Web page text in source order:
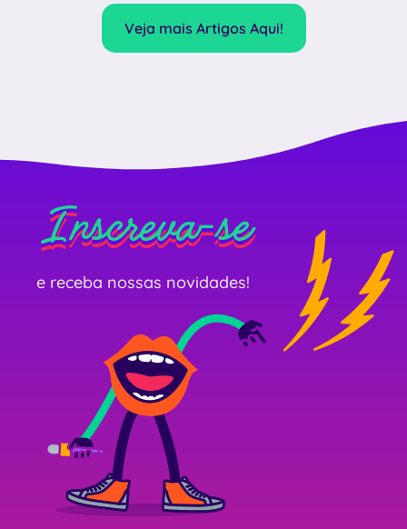
Veja mais Artigos Aqui!
Inscreva-se
Inscreva-se
Inscreva-se
e receba nossas novidades!